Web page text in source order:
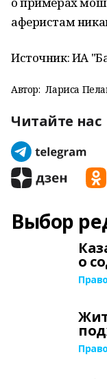
аферистам
Источник: ИА
Автор: Лариса
Читайте нас
Выбор
о